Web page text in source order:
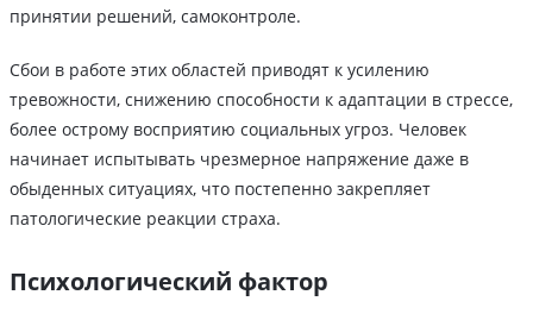
принятии решений, самоконтроле.
Сбои в работе этих областей приводят к усилению
тревожности, снижению способности к адаптации в стрессе,
более острому восприятию социальных угроз. Человек
начинает испытывать чрезмерное напряжение даже в
обыденных ситуациях, что постепенно закрепляет
патологические реакции страха.
Психологический фактор